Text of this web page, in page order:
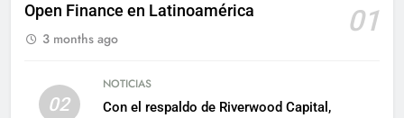
Open Finance en Latinoamérica
01
3 months ago
02
NOTICIAS
Con el respaldo de Riverwood Capital,